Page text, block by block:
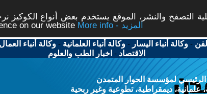
التصفح والنشر، الموقع يستخدم بعض أنواع الكوكيز
on our website
More info - المزيد
-وكالة أنباء اليسار -وكالة أنباء العلمانية -وكالة أنباء العمال
الاقتصاد - اخبار الطب والعلوم
الرئيسي لمؤسسة الحوار المتمدن
علمانية، ديمقراطية، تطوعية وغير ربحية